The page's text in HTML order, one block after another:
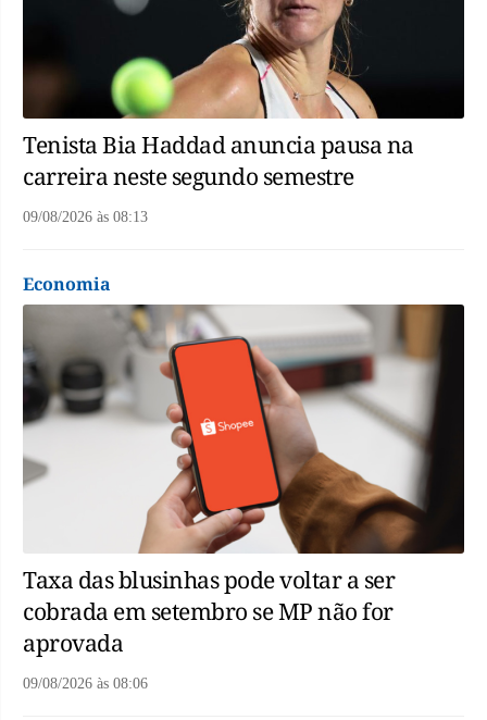
Tenista Bia Haddad anuncia pausa na
carreira neste segundo semestre
09/08/2026 às 08:13
Economia
Taxa das blusinhas pode voltar a ser
cobrada em setembro se MP não for
aprovada
09/08/2026 às 08:06